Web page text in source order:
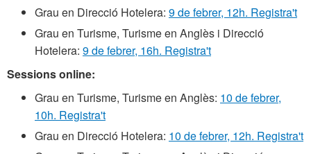
Grau en Direcció Hotelera: 9 de febrer, 12h. Registra't
Grau en Turisme, Turisme en Anglès i Direcció
Hotelera: 9 de febrer, 16h. Registra't
Sessions online:
Grau en Turisme, Turisme en Anglès: 10 de febrer,
10h. Registra't
Grau en Direcció Hotelera: 10 de febrer, 12h. Registra't